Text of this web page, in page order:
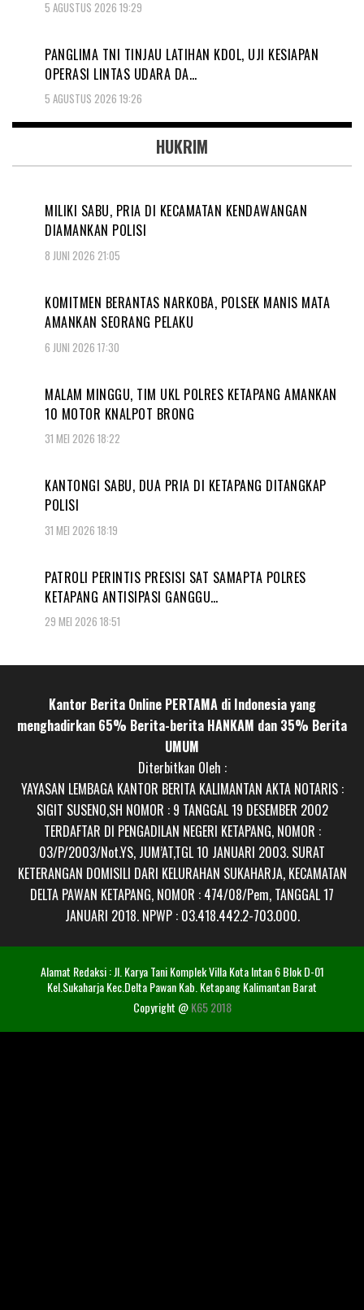
5 AGUSTUS 2026 19:29
PANGLIMA TNI TINJAU LATIHAN KDOL, UJI KESIAPAN
OPERASI LINTAS UDARA DA…
5 AGUSTUS 2026 19:26
HUKRIM
MILIKI SABU, PRIA DI KECAMATAN KENDAWANGAN
DIAMANKAN POLISI
8 JUNI 2026 21:05
KOMITMEN BERANTAS NARKOBA, POLSEK MANIS MATA
AMANKAN SEORANG PELAKU
6 JUNI 2026 17:30
MALAM MINGGU, TIM UKL POLRES KETAPANG AMANKAN
10 MOTOR KNALPOT BRONG
31 MEI 2026 18:22
KANTONGI SABU, DUA PRIA DI KETAPANG DITANGKAP
POLISI
31 MEI 2026 18:19
PATROLI PERINTIS PRESISI SAT SAMAPTA POLRES
KETAPANG ANTISIPASI GANGGU…
29 MEI 2026 18:51
Kantor Berita Online PERTAMA di Indonesia yang
menghadirkan 65% Berita-berita HANKAM dan 35% Berita
UMUM
Diterbitkan Oleh :
YAYASAN LEMBAGA KANTOR BERITA KALIMANTAN AKTA NOTARIS :
SIGIT SUSENO,SH NOMOR : 9 TANGGAL 19 DESEMBER 2002
TERDAFTAR DI PENGADILAN NEGERI KETAPANG, NOMOR :
03/P/2003/Not.YS, JUM’AT,TGL 10 JANUARI 2003. SURAT
KETERANGAN DOMISILI DARI KELURAHAN SUKAHARJA, KECAMATAN
DELTA PAWAN KETAPANG, NOMOR : 474/08/Pem, TANGGAL 17
JANUARI 2018. NPWP : 03.418.442.2-703.000.
Alamat Redaksi : Jl. Karya Tani Komplek Villa Kota Intan 6 Blok D-01
Kel.Sukaharja Kec.Delta Pawan Kab. Ketapang Kalimantan Barat
Copyright @K65 2018